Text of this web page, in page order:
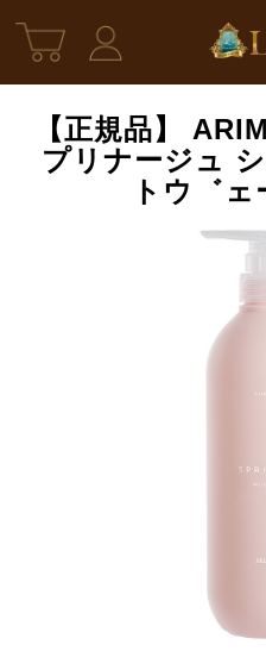
【正規品】
プリナージュ
トウ゛